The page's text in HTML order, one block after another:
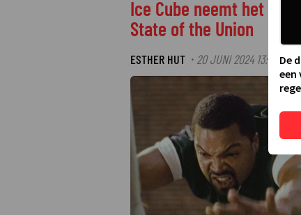
Ice Cube neemt het
State of the Union
ESTHER HUT · 20 JUNI 2024 13:45 De
een